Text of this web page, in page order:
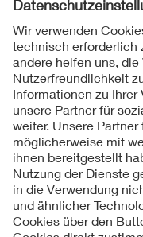
Folgen Sie uns
Kontakte
Service